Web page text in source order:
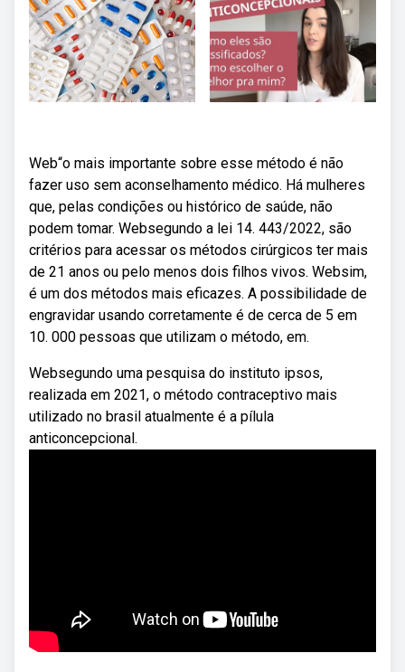
Web“o mais importante sobre esse método é não
fazer uso sem aconselhamento médico. Há mulheres
que, pelas condições ou histórico de saúde, não
podem tomar. Websegundo a lei 14. 443/2022, são
critérios para acessar os métodos cirúrgicos ter mais
de 21 anos ou pelo menos dois filhos vivos. Websim,
é um dos métodos mais eficazes. A possibilidade de
engravidar usando corretamente é de cerca de 5 em
10. 000 pessoas que utilizam o método, em.
Websegundo uma pesquisa do instituto ipsos,
realizada em 2021, o método contraceptivo mais
utilizado no brasil atualmente é a pílula
anticoncepcional.